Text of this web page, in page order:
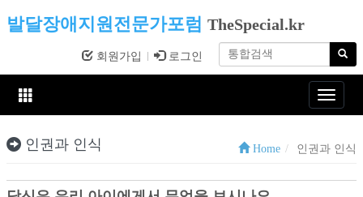
발달장애지원전문가포럼 TheSpecial.kr
회원가입 로그인
Toggle
인권과 인식 Home 인권과 인식